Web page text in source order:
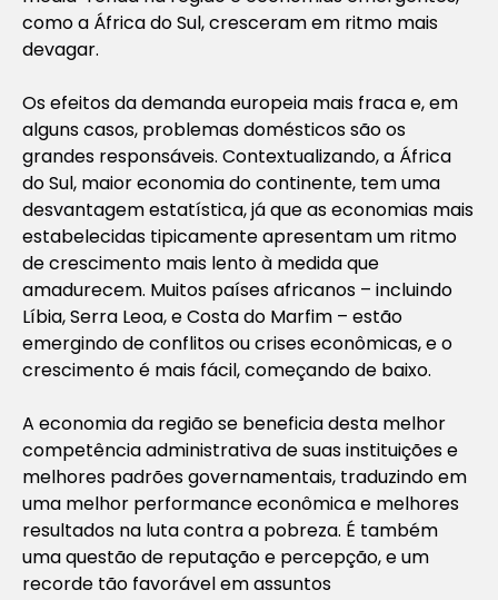
como a África do Sul, cresceram em ritmo mais
devagar.
Os efeitos da demanda europeia mais fraca e, em
alguns casos, problemas domésticos são os
grandes responsáveis. Contextualizando, a África
do Sul, maior economia do continente, tem uma
desvantagem estatística, já que as economias mais
estabelecidas tipicamente apresentam um ritmo
de crescimento mais lento à medida que
amadurecem. Muitos países africanos – incluindo
Líbia, Serra Leoa, e Costa do Marfim – estão
emergindo de conflitos ou crises econômicas, e o
crescimento é mais fácil, começando de baixo.
A economia da região se beneficia desta melhor
competência administrativa de suas instituições e
melhores padrões governamentais, traduzindo em
uma melhor performance econômica e melhores
resultados na luta contra a pobreza. É também
uma questão de reputação e percepção, e um
recorde tão favorável em assuntos